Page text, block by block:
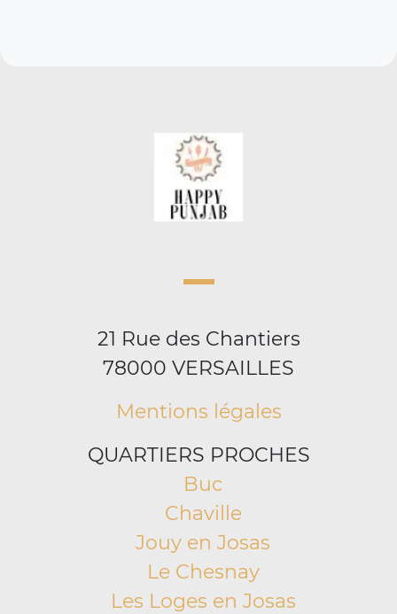
21 Rue des Chantiers
78000 VERSAILLES
Mentions légales
QUARTIERS PROCHES
Buc
Chaville
Jouy en Josas
Le Chesnay
Les Loges en Josas